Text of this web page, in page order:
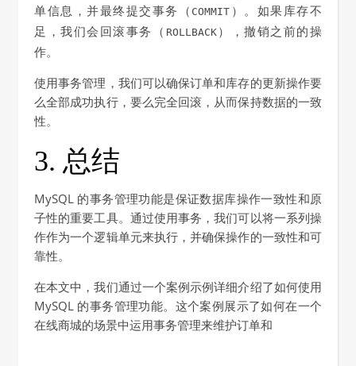
单信息，并最终提交事务（ COMMIT ）。如果库存不
足，我们会回滚事务（ ROLLBACK），撤销之前的操
作。
使用事务管理，我们可以确保订单和库存的更新操作要
么全部成功执行，要么完全回滚，从而保持数据的一致
性。
3. 总结
MySQL 的事务管理功能是保证数据库操作一致性和原
子性的重要工具。通过使用事务，我们可以将一系列操
作作为一个逻辑单元来执行，并确保操作的一致性和可
靠性。
在本文中，我们通过一个案例示例详细介绍了如何使用
MySQL 的事务管理功能。这个案例展示了如何在一个
在线商城的场景中运用事务管理来维护订单和